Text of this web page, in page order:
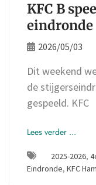
KFC B
eindronde
2026/05/03
Dit weekend
de
gespeeld. KFC
Lees verder ...
2025-2026,
Eindronde, KFC